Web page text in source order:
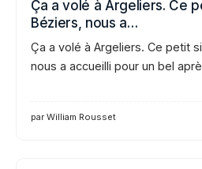
Ça a volé à Argeliers. Ce
Béziers, nous a…
Ça a volé à Argeliers. Ce petit
nous a accueilli pour un bel
par William Rousset